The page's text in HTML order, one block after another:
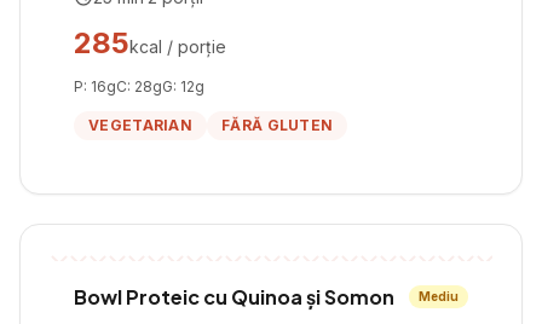
285kcal / porție
P: 16gC: 28gG: 12g
VEGETARIAN FĂRĂ GLUTEN
Bowl Proteic cu Quinoa și Somon Mediu